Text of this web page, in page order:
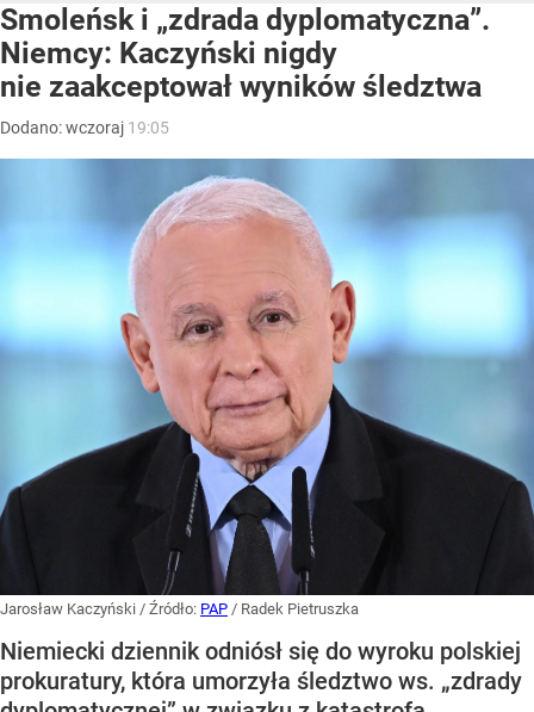
Smoleńsk i „zdrada dyplomatyczna”.
Niemcy: Kaczyński nigdy
nie zaakceptował wyników śledztwa
Dodano:wczoraj 19:05
Jarosław Kaczyński / Źródło: PAP / Radek Pietruszka
Niemiecki dziennik odniósł się do wyroku polskiej
prokuratury, która umorzyła śledztwo ws. „zdrady